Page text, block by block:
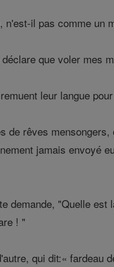
il pas comme un
que voler mes
leur langue
rêves
jamais envoyé
demande, "Quelle
! "
qui dit:«